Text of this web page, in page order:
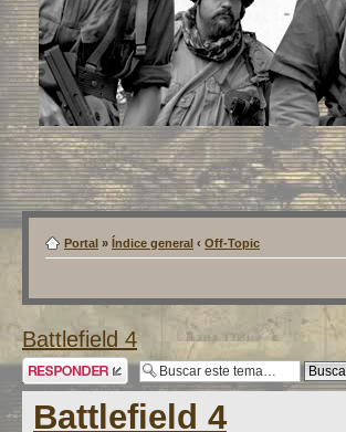
Portal » Índice general ‹ Off-Topic
Battlefield 4
Publicar una
respuesta
Battlefield 4